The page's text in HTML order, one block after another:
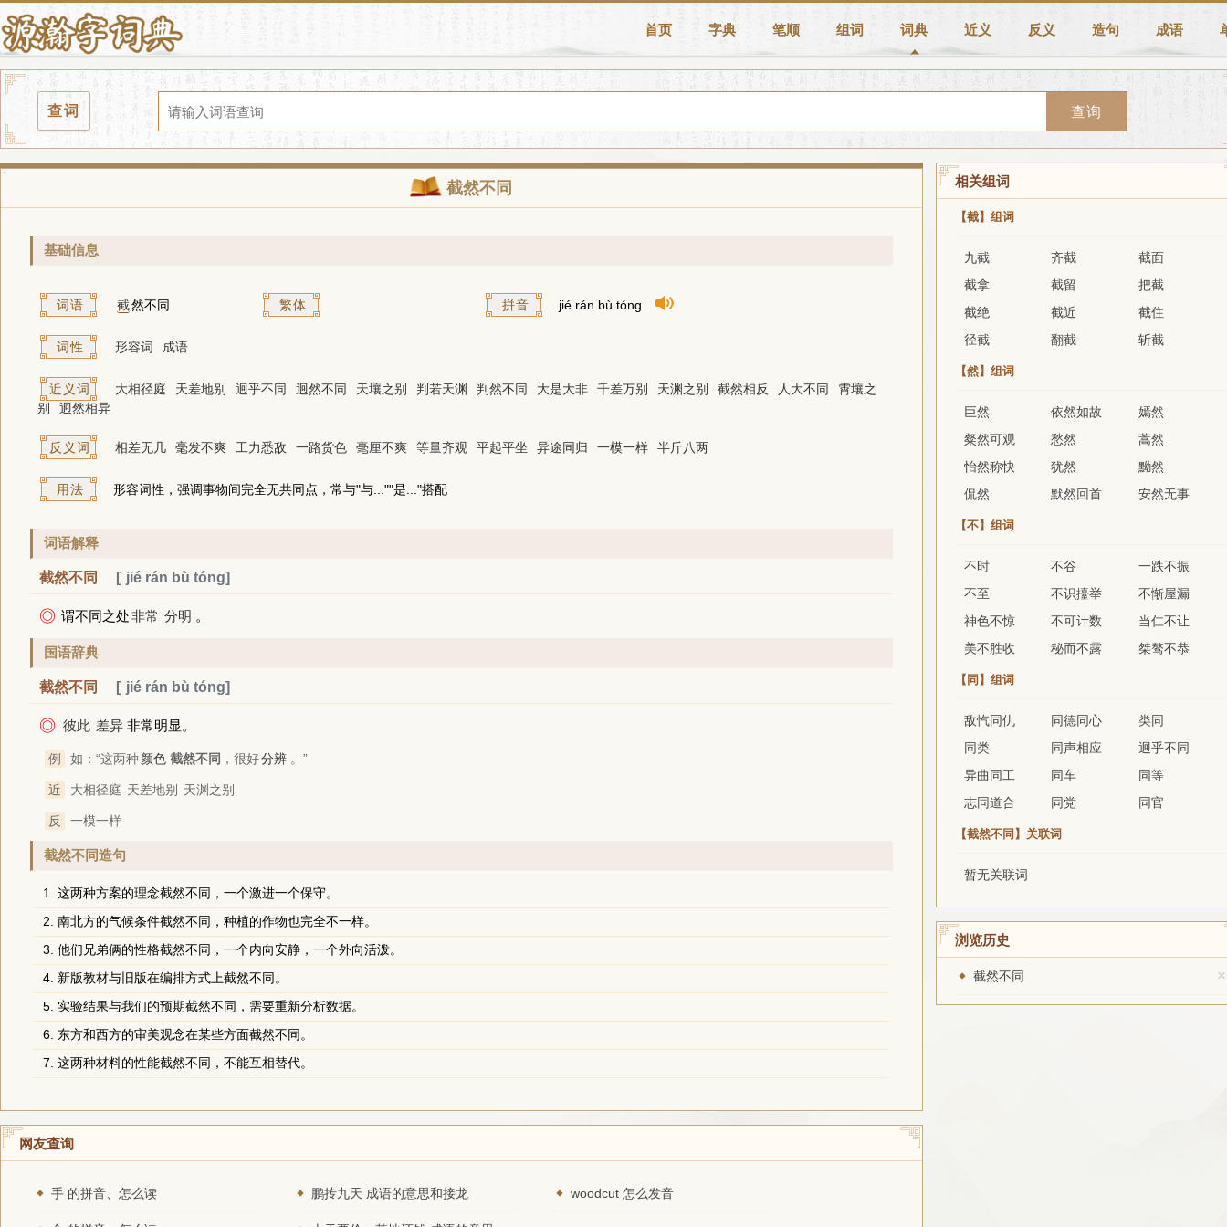
首页 字典 笔顺 组词 词典 近义 反义 造句 成语
查词 查询
截然不同
基础信息
词语 截然不同 繁体 拼音 jié rán bù tóng
词性 形容词 成语
近义词 大相径庭 天差地别 迥乎不同 迥然不同 天壤之别 判若天渊 判然不同 大是大非 千差万别 天渊之别 截然相反 人大不同
霄壤之
别
迥然相异
反义词 相差无几 毫发不爽 工力悉敌 一路货色 毫厘不爽 等量齐观 平起平坐 异途同归 一模一样 半斤八两
用法 形容词性，强调事物间完全无共同点，常与"与...""是..."搭配
词语解释
截然不同 jié rán bù tóng
◎ 谓不同之处非常 分明 。
国语辞典
截然不同 jié rán bù tóng
◎ 彼此 差异 非常明显。
例 如：“这两种 颜色 截然不同 ，很好分辨 。”
近 大相径庭 天差地别 天渊之别
反 一模一样
截然不同造句
1. 这两种方案的理念截然不同，一个激进一个保守。
2. 南北方的气候条件截然不同，种植的作物也完全不一样。
3. 他们兄弟俩的性格截然不同，一个内向安静，一个外向活泼。
4. 新版教材与旧版在编排方式上截然不同。
5. 实验结果与我们的预期截然不同，需要重新分析数据。
6. 东方和西方的审美观念在某些方面截然不同。
7. 这两种材料的性能截然不同，不能互相替代。
网友查询
手 的拼音、怎么读 鹏抟九天 成语的意思和接龙 woodcut 怎么发音
相关组词
【截】组词
九截 齐截
截面
截拿
截留
把截
截绝
截近
截住
径截
翻截 斩截
【然】组词
巨然 依然如故
嫣然
粲然可观
愁然
蒿然
怡然称快
犹然
黝然
侃然
默然回首 安然无事
【不】组词
不时 不谷
一跌不振
不至
不识擡举
不惭屋漏
神色不惊
不可计数
当仁不让
美不胜收
秘而不露 桀骜不恭
【同】组词
敌忾同仇 同德同心
类同
同类
同声相应
迥乎不同
异曲同工
同车
同等
志同道合
同党 同官
【截然不同】关联词
暂无关联词
浏览历史
截然不同 ×